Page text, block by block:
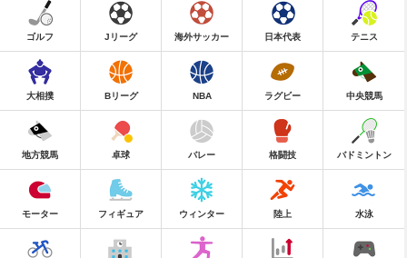
ゴルフ Jリーグ 海外サッカー 日本代表 テニス
大相撲 Bリーグ NBA ラグビー 中央競馬
地方競馬 卓球 バレー 格闘技 バドミントン
モーター フィギュア ウィンター 陸上 水泳